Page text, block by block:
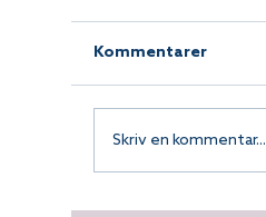
Kommentarer
Skriv en kommentar...